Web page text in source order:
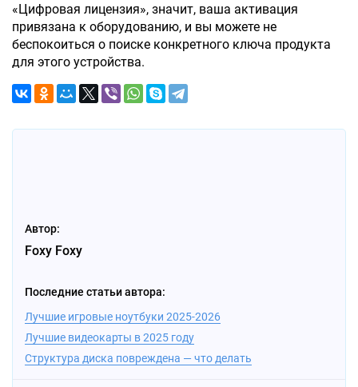
«Цифровая лицензия», значит, ваша активация
привязана к оборудованию, и вы можете не
беспокоиться о поиске конкретного ключа продукта
для этого устройства.
Автор:
Foxy Foxy
Последние статьи автора:
Лучшие игровые ноутбуки 2025-2026
Лучшие видеокарты в 2025 году
Структура диска повреждена — что делать